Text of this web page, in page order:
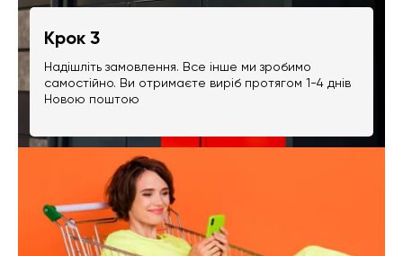
Крок 3
Надішліть замовлення. Все інше ми зробимо
самостійно. Ви отримаєте виріб протягом 1-4 днів
Новою поштою